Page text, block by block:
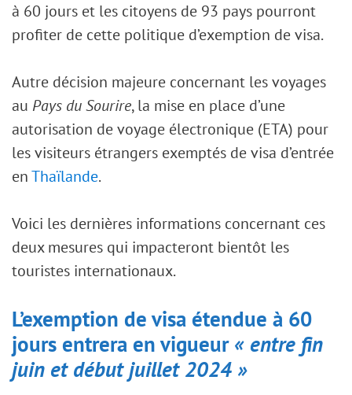
à 60 jours et les citoyens de 93 pays pourront
profiter de cette politique d’exemption de visa.
Autre décision majeure concernant les voyages
au Pays du Sourire, la mise en place d’une
autorisation de voyage électronique (ETA) pour
les visiteurs étrangers exemptés de visa d’entrée
enThaïlande.
Voici les dernières informations concernant ces
deux mesures qui impacteront bientôt les
touristes internationaux.
L’exemption de visa étendue à 60
jours entrera en vigueur « entre fin
juin et début juillet 2024 »